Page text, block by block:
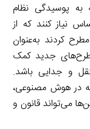
به پوسیدگی نظام
نیاز کنند که از
کردند به‌عنوان
جدید کمک
و جدایی باشد.
در هوش مصنوعی،
می‌تواند قانون و